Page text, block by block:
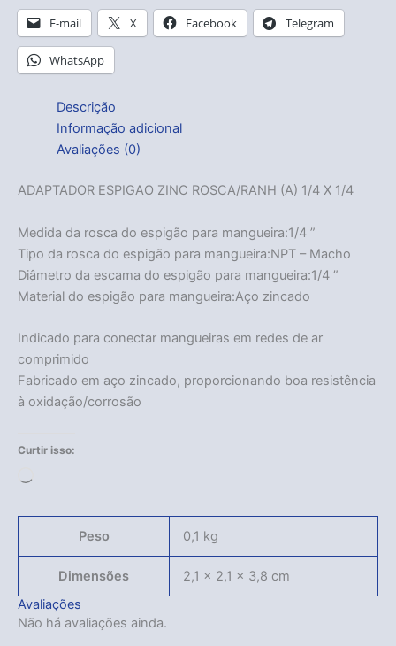
E-mail X Facebook Telegram
WhatsApp
Descrição
Informação adicional
Avaliações (0)
ADAPTADOR ESPIGAO ZINC ROSCA/RANH (A) 1/4 X 1/4
Medida da rosca do espigão para mangueira:1/4 ”
Tipo da rosca do espigão para mangueira:NPT – Macho
Diâmetro da escama do espigão para mangueira:1/4 ”
Material do espigão para mangueira:Aço zincado
Indicado para conectar mangueiras em redes de ar
comprimido
Fabricado em aço zincado, proporcionando boa resistência
à oxidação/corrosão
Curtir isso:
Peso 0,1 kg
Dimensões
2,1 × 2,1 × 3,8 cm
Avaliações
Não há avaliações ainda.